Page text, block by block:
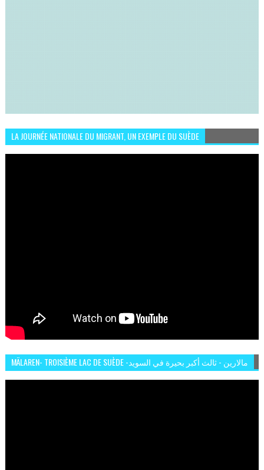
LA JOURNÉE NATIONALE DU MIGRANT, UN EXEMPLE DU SUÈDE
MÄLAREN- TROISIÈME LAC DE SUÈDE -مالارين - ثالث أكبر بحيرة في السويد